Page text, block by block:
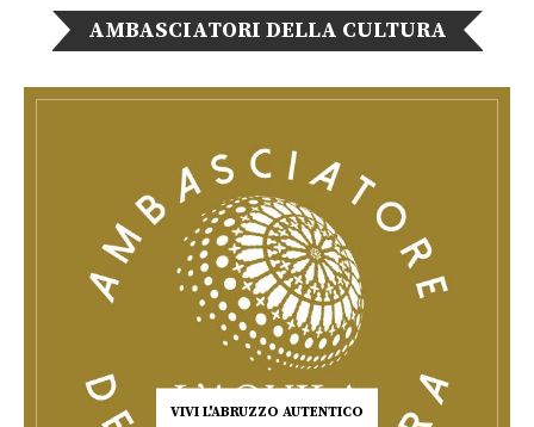
AMBASCIATORI DELLA CULTURA
VIVI L'ABRUZZO AUTENTICO